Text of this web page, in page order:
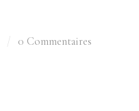
0 Commentaires